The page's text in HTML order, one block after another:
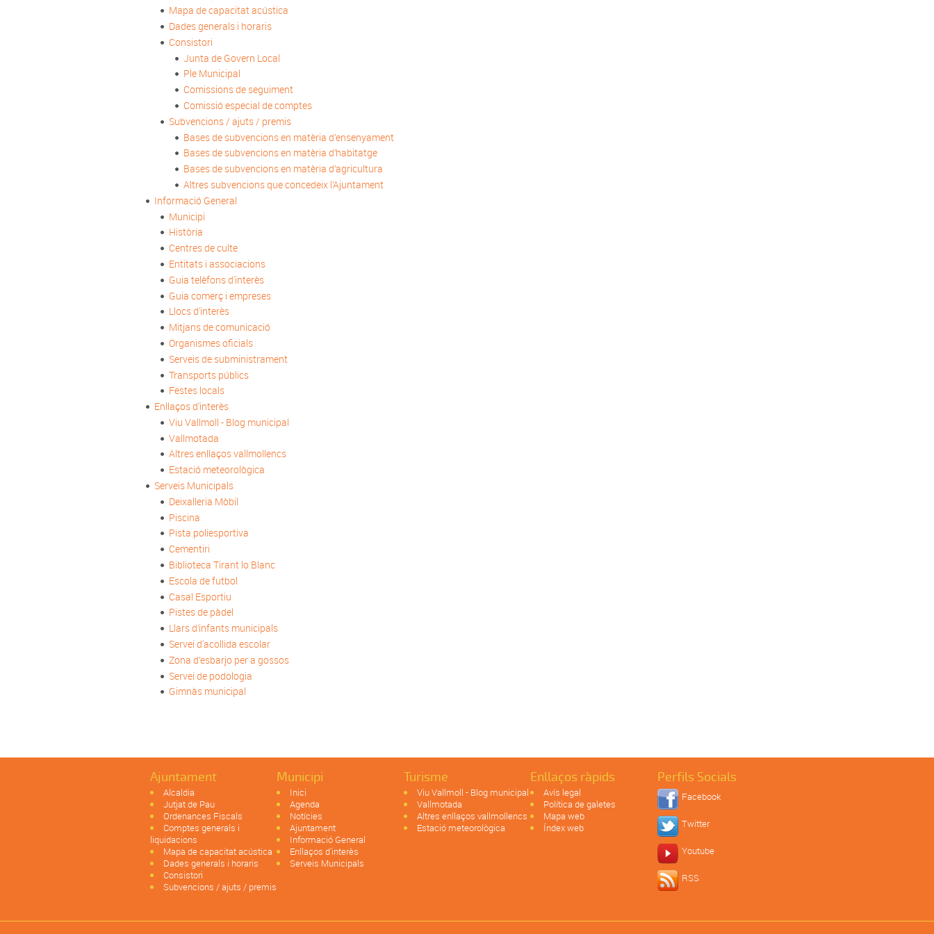
Mapa de capacitat acústica
Dades generals i horaris
Consistori
Junta de Govern Local
Ple Municipal
Comissions de seguiment
Comissió especial de comptes
Subvencions / ajuts / premis
Bases de subvencions en matèria d’ensenyament
Bases de subvencions en matèria d’habitatge
Bases de subvencions en matèria d’agricultura
Altres subvencions que concedeix l’Ajuntament
Informació General
Municipi
Història
Centres de culte
Entitats i associacions
Guia telèfons d'interès
Guia comerç i empreses
Llocs d'interès
Mitjans de comunicació
Organismes oficials
Serveis de subministrament
Transports públics
Festes locals
Enllaços d'interès
Viu Vallmoll - Blog municipal
Vallmotada
Altres enllaços vallmollencs
Estació meteorològica
Serveis Municipals
Deixalleria Mòbil
Piscina
Pista poliesportiva
Cementiri
Biblioteca Tirant lo Blanc
Escola de futbol
Casal Esportiu
Pistes de pàdel
Llars d’infants municipals
Servei d'acollida escolar
Zona d’esbarjo per a gossos
Servei de podologia
Gimnàs municipal
Ajuntament
Alcaldia
Jutjat de Pau
Ordenances Fiscals
Comptes generals i
liquidacions
Mapa de capacitat acústica
Dades generals i horaris
Consistori
Subvencions / ajuts / premis
Municipi
Inici
Agenda
Notícies
Ajuntament
Informació General
Enllaços d'interès
Serveis Municipals
Turisme
Viu Vallmoll - Blog municipal
Vallmotada
Altres enllaços vallmollencs
Estació meteorològica
Enllaços ràpids
Avís legal
Política de galetes
Mapa web
Índex web
Perfils Socials
Facebook
Twitter
Youtube
RSS